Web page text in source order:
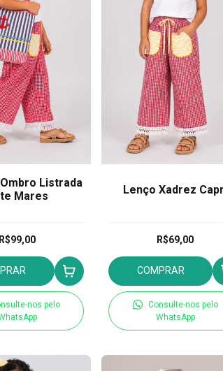
Listrada
Mares
nos pelo
Lenço Xadrez
R$69,00
COMPRAR
Consulte-nos pelo
WhatsApp